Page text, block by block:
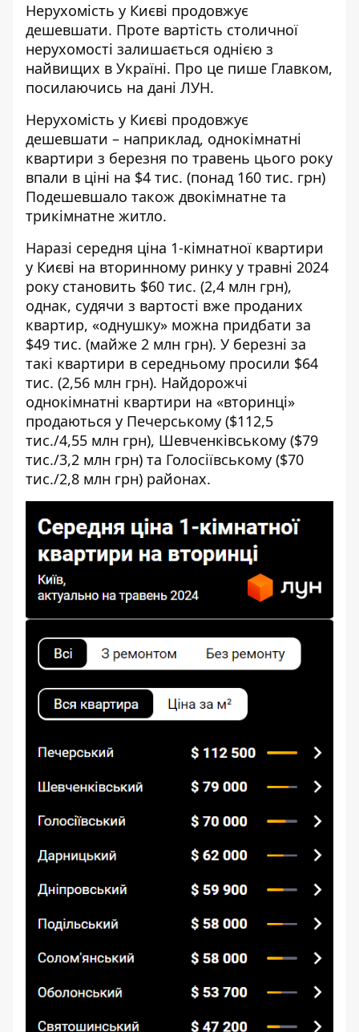
Нерухомість у Києві продовжує
дешевшати. Проте вартість столичної
нерухомості залишається однією з
найвищих в Україні. Про це пише Главком,
посилаючись на дані ЛУН.
Нерухомість у Києві продовжує
дешевшати – наприклад, однокімнатні
квартири з березня по травень цього року
впали в ціні на $4 тис. (понад 160 тис. грн)
Подешевшало також двокімнатне та
трикімнатне житло.
Наразі середня ціна 1-кімнатної квартири
у Києві на вторинному ринку у травні 2024
року становить $60 тис. (2,4 млн грн),
однак, судячи з вартості вже проданих
квартир, «однушку» можна придбати за
$49 тис. (майже 2 млн грн). У березні за
такі квартири в середньому просили $64
тис. (2,56 млн грн). Найдорожчі
однокімнатні квартири на «вторинці»
продаються у Печерському ($112,5
тис./4,55 млн грн), Шевченківському ($79
тис./3,2 млн грн) та Голосіївському ($70
тис./2,8 млн грн) районах.